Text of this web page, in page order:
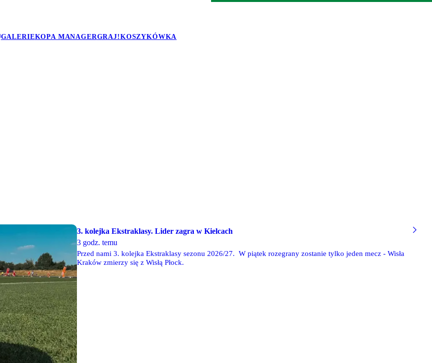
GALERIEKOPA MANAGERGRAJ!KOSZYKÓWKA
3. kolejka Ekstraklasy. Lider zagra w Kielcach
3 godz. temu
Przed nami 3. kolejka Ekstraklasy sezonu 2026/27. W piątek rozegrany zostanie tylko jeden mecz - Wisła
Kraków zmierzy się z Wisłą Płock.